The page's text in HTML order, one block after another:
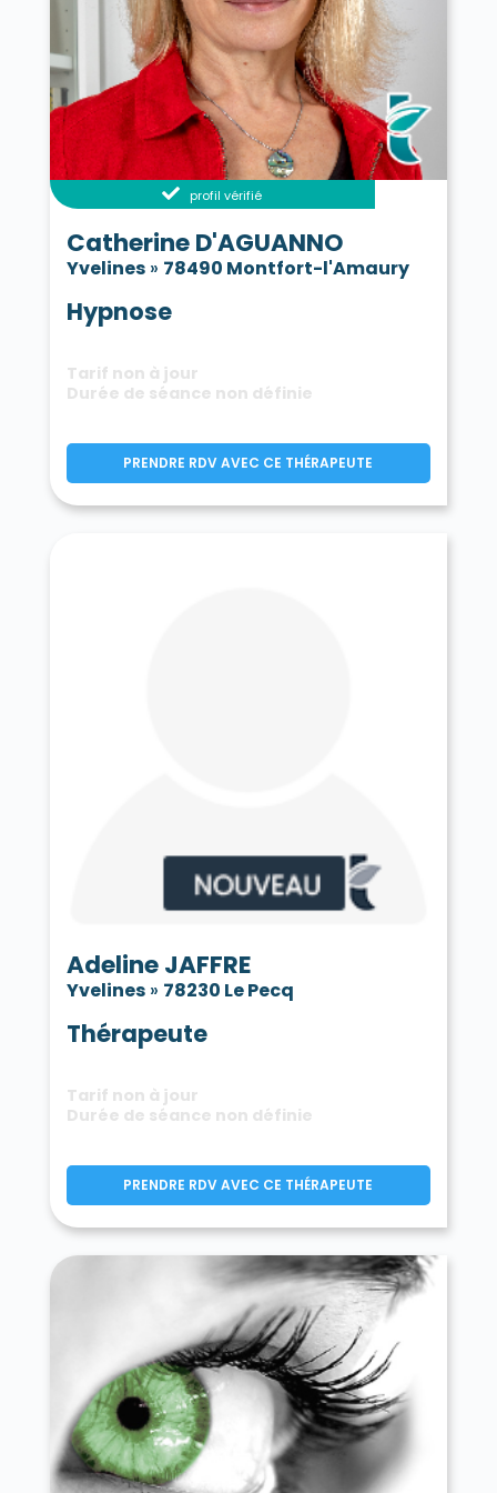
profil vérifié
Catherine D'AGUANNO
Yvelines» 78490 Montfort-l'Amaury
Hypnose
Tarif non à jour
Durée de séance non définie
PRENDRE RDV AVEC CE THÉRAPEUTE
Adeline JAFFRE
Yvelines» 78230 Le Pecq
Thérapeute
Tarif non à jour
Durée de séance non définie
PRENDRE RDV AVEC CE THÉRAPEUTE